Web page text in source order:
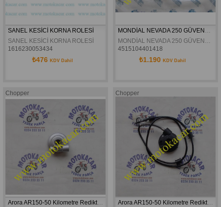
SANEL KESİCİ KORNA ROLESİ
SANEL KESİCİ KORNA ROLESİ
1616230053434
₺476 KDV Dahil
MONDİAL NEVADA 250 GÜVENLİK STOP MUŞURU ORJİNAL
MONDİAL NEVADA 250 GÜVENLİK STOP MUŞURU ORJİNAL
4515104401418
₺1.190 KDV Dahil
Chopper
Arora AR150-50 Kilometre Rediktörü Orjinal
Chopper
Arora AR150-50 Kilometre Rediktörü Dijital orjinal